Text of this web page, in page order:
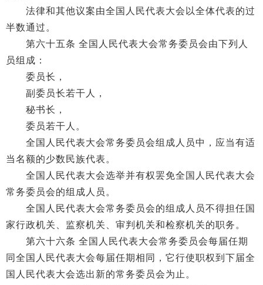
法律和其他议案由全国人民代表大会以全体代表的过
半数通过。
第六十五条 全国人民代表大会常务委员会由下列人
员组成：
委员长，
副委员长若干人，
秘书长，
委员若干人。
全国人民代表大会常务委员会组成人员中，应当有适
当名额的少数民族代表。
全国人民代表大会选举并有权罢免全国人民代表大会
常务委员会的组成人员。
全国人民代表大会常务委员会的组成人员不得担任国
家行政机关、监察机关、审判机关和检察机关的职务。
第六十六条 全国人民代表大会常务委员会每届任期
同全国人民代表大会每届任期相同，它行使职权到下届全
国人民代表大会选出新的常务委员会为止。